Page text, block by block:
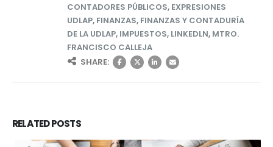
CONTADORES PÚBLICOS, EXPRESIONES
UDLAP, FINANZAS, FINANZAS Y CONTADURÍA
DE LA UDLAP, IMPUESTOS, LINKEDLN, MTRO.
FRANCISCO CALLEJA
SHARE:
RELATEDPOSTS